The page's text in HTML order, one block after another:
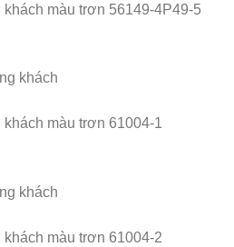
màu trơn 56149-4P49-5
màu trơn 61004-1
màu trơn 61004-2